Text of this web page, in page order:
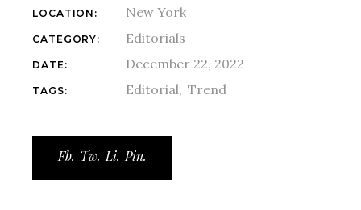
LOCATION: New York
CATEGORY: Editorials
DATE: December 22, 2022
TAGS: Editorial Trend
Fb. Tw. Li. Pin.